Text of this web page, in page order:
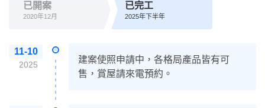
已開案
2020年12月
已完工
2025年下半年
11-10
2025
建案使照申請中，各格局產品皆有可
售，賞屋請來電預約。